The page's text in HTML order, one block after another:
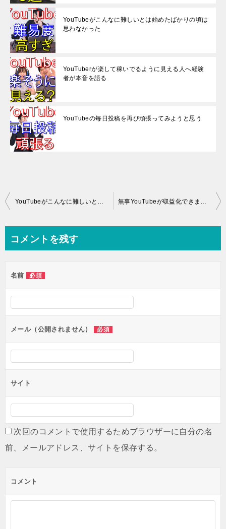
YouTubeがこんなに難しいとは始めたばかりの頃は
思わなかった
YouTuberが楽して稼いでるように見える人へ経験
者が本音を語る
YouTubeの毎日投稿を再び頑張ってみようと思う
投
ビ
ー
シ
ョ
ン
コメントを残す
名前 必須
メール（公開されません） 必須
サイト
次回のコメントで使用するためブラウザーに自分の名
前、メールアドレス、サイトを保存する。
コメント